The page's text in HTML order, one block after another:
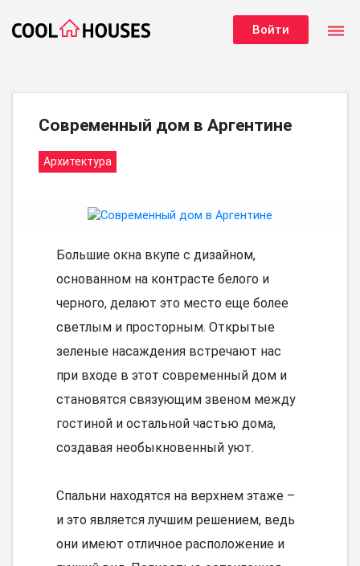
Войти dehaze
Современный дом в Аргентине
Архитектура
Большие окна вкупе с дизайном,
основанном на контрасте белого и
черного, делают это место еще более
светлым и просторным. Открытые
зеленые насаждения встречают нас
при входе в этот современный дом и
становятся связующим звеном между
гостиной и остальной частью дома,
создавая необыкновенный уют.
Спальни находятся на верхнем этаже –
и это является лучшим решением, ведь
они имеют отличное расположение и